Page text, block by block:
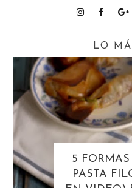
LO
5
PASTA